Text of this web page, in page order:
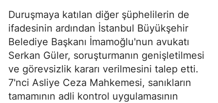
Duruşmaya katılan diğer şüphelilerin de
ifadesinin ardından İstanbul Büyükşehir
Belediye Başkanı İmamoğlu'nun avukatı
Serkan Güler, soruşturmanın genişletilmesi
ve görevsizlik kararı verilmesini talep etti.
7'nci Asliye Ceza Mahkemesi, sanıkların
tamamının adli kontrol uygulamasının